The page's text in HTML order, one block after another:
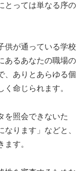
とっては単なる序の
供が通っている学校
あるあなたの職場の
、ありとあらゆる個
命じられます。
を照会できないた
ります」などと、
す。